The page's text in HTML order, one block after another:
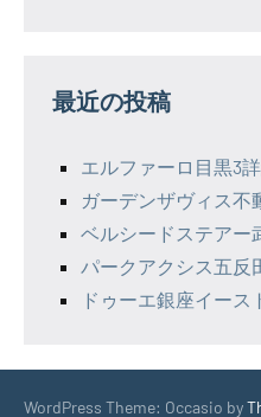
最近の投稿
エルファーロ目黒3
ガーデンザヴィス不
ベルシードステアー
パークアクシス五反
ドゥーエ銀座イース
WordPress Theme: Occasio by